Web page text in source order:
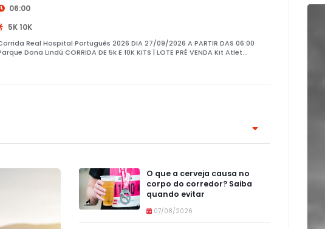
06:00
5K 10K
Real Hospital Português 2026 DIA 27/09/2026 A PARTIR DAS 06:00
Dona Lindú CORRIDA DE 5k E 10K KITS | LOTE PRÉ VENDA Kit Atlet...
O que a cerveja causa no
corpo do corredor? Saiba
quando evitar
07/08/2026